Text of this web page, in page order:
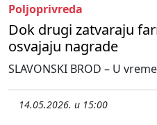
Poljoprivreda
Dok drugi zatvaraju
osvajaju nagrade
SLAVONSKI BROD – U
14.05.2026. u 15:00